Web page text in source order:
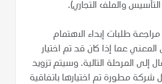
والملف التجاري).
طلبات إبداء الاهتمام
عما إذا كان قد تم اختيار
إلى المرحلة التالية. وسيتم تزويد
مطورة تم اختيارها باتفاقية